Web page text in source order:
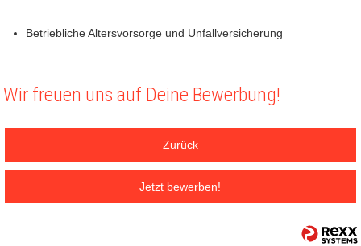
Betriebliche Altersvorsorge und Unfallversicherung
Wir freuen uns auf Deine Bewerbung!
Zurück
Jetzt bewerben!